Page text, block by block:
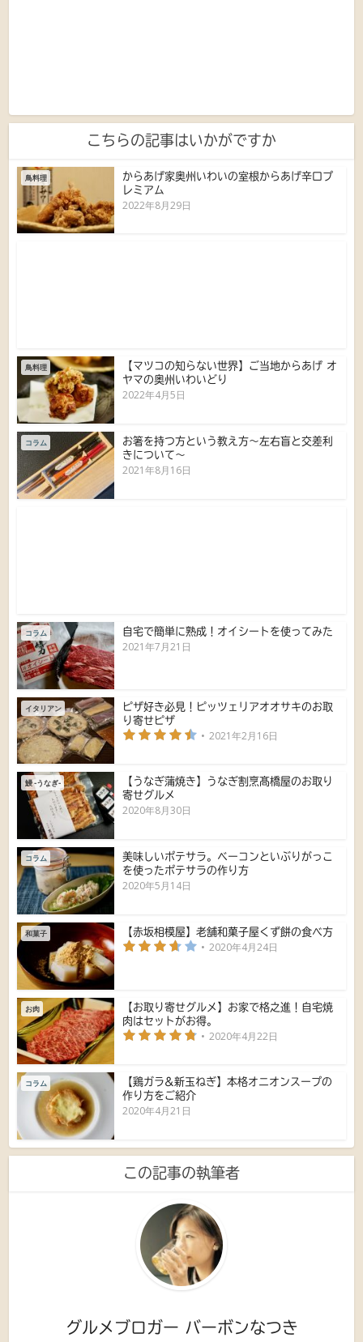
こちらの記事はいかがですか
鳥料理
からあげ家奥州いわいの室根からあげ辛口プ
レミアム
2022年8月29日
鳥料理
【マツコの知らない世界】ご当地からあげ オ
ヤマの奥州いわいどり
2022年4月5日
コラム
お箸を持つ方という教え方〜左右盲と交差利
きについて〜
2021年8月16日
コラム 自宅で簡単に熟成！オイシートを使ってみた
2021年7月21日
イタリアン
ピザ好き必見！ピッツェリアオオサキのお取
り寄せピザ
2021年2月16日
鰻 -うなぎ-
【うなぎ蒲焼き】うなぎ割烹髙橋屋のお取り
寄せグルメ
2020年8月30日
コラム
美味しいポテサラ。ベーコンといぶりがっこ
を使ったポテサラの作り方
2020年5月14日
和菓子 【赤坂相模屋】老舗和菓子屋くず餅の食べ方
2020年4月24日
お肉
【お取り寄せグルメ】お家で格之進！自宅焼
肉はセットがお得。
2020年4月22日
コラム
【鶏ガラ&新玉ねぎ】本格オニオンスープの
作り方をご紹介
2020年4月21日
この記事の執筆者
グルメブロガー バーボンなつき